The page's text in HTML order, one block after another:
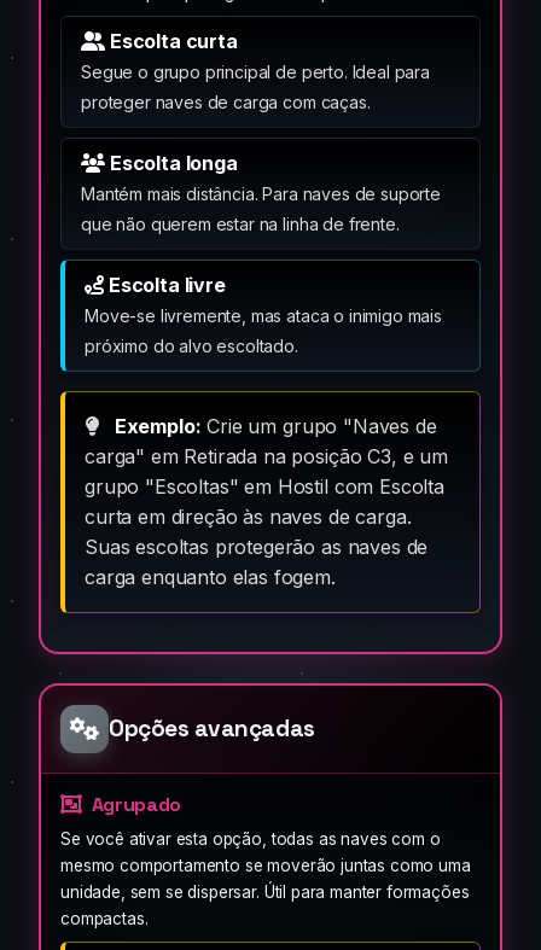
Escolta curta
Segue o grupo principal de perto. Ideal para
proteger naves de carga com caças.
Escolta longa
Mantém mais distância. Para naves de suporte
que não querem estar na linha de frente.
Escolta livre
Move-se livremente, mas ataca o inimigo mais
próximo do alvo escoltado.
Exemplo: Crie um grupo "Naves de
carga" em Retirada na posição C3, e um
grupo "Escoltas" em Hostil com Escolta
curta em direção às naves de carga.
Suas escoltas protegerão as naves de
carga enquanto elas fogem.
Opções avançadas
Agrupado
Se você ativar esta opção, todas as naves com o
mesmo comportamento se moverão juntas como uma
unidade, sem se dispersar. Útil para manter formações
compactas.